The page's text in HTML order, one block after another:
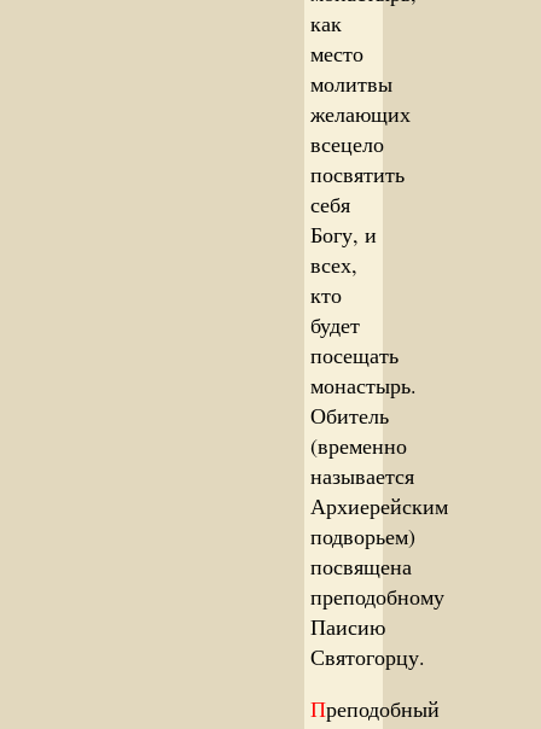
как
место
молитвы
желающих
всецело
посвятить
себя
Богу, и
всех,
кто
будет
посещать
монастырь.
Обитель
(временно
называется
Архиерейским
подворьем)
посвящена
преподобному
Паисию
Святогорцу.
Преподобный